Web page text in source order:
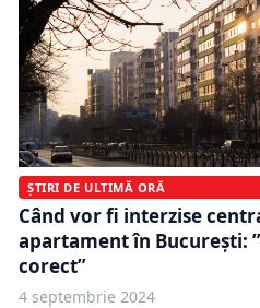
ȘTIRI DE ULTIMĂ ORĂ
Când vor fi interzise
apartament în București:
corect”
4 septembrie 2024